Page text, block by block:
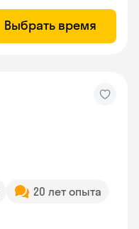
Выбрать время
20 лет опыта